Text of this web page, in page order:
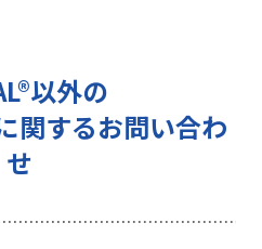
た適切な保護措置
者提供について
く個人情報を、貴
以外の
関するお問い合わ
せ